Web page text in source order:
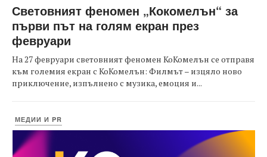
Световният феномен „Кокомелън“ за
първи път на голям екран през
февруари
На 27 февруари световният феномен КоКомелън се отправя
към големия екран с КоКомелън: Филмът – изцяло ново
приключение, изпълнено с музика, емоция и...
МЕДИИ И PR